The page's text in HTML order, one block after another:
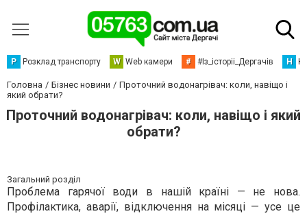
Р Розклад транспорту W Web камери # #Із_історіі_Дергачів Н
Головна Бізнес новини
Проточний водонагрівач: коли, навіщо і
який обрати?
Проточний водонагрівач: коли, навіщо і який
обрати?
Загальний розділ
Проблема гарячої води в нашій країні — не нова.
Профілактика, аварії, відключення на місяці — усе це